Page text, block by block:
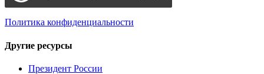
Политика конфиденциальности
Другие ресурсы
Президент России